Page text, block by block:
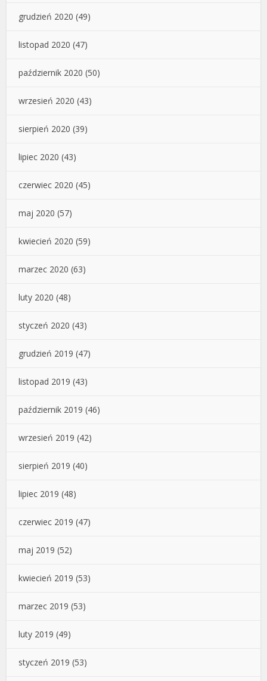
grudzień 2020 (49)
listopad 2020 (47)
październik 2020 (50)
wrzesień 2020 (43)
sierpień 2020 (39)
lipiec 2020 (43)
czerwiec 2020 (45)
maj 2020 (57)
kwiecień 2020 (59)
marzec 2020 (63)
luty 2020 (48)
styczeń 2020 (43)
grudzień 2019 (47)
listopad 2019 (43)
październik 2019 (46)
wrzesień 2019 (42)
sierpień 2019 (40)
lipiec 2019 (48)
czerwiec 2019 (47)
maj 2019 (52)
kwiecień 2019 (53)
marzec 2019 (53)
luty 2019 (49)
styczeń 2019 (53)